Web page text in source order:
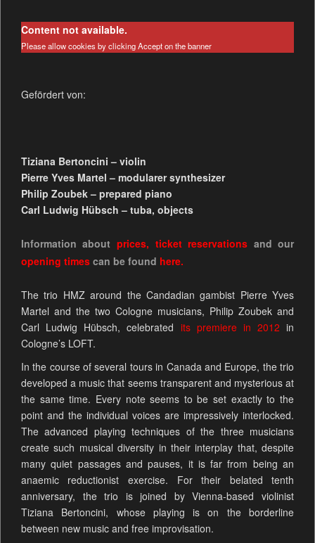
Content not available.
Please allow cookies by clicking Accept on the banner
Gefördert von:
Tiziana Bertoncini – violin
Pierre Yves Martel – modularer synthesizer
Philip Zoubek – prepared piano
Carl Ludwig Hübsch – tuba, objects
Information about prices, ticket reservations and our
opening timescan be found here.
The trio HMZ around the Candadian gambist Pierre Yves
Martel and the two Cologne musicians, Philip Zoubek and
Carl Ludwig Hübsch, celebrated its premiere in 2012 in
Cologne’s LOFT.
In the course of several tours in Canada and Europe, the trio
developed a music that seems transparent and mysterious at
the same time. Every note seems to be set exactly to the
point and the individual voices are impressively interlocked.
The advanced playing techniques of the three musicians
create such musical diversity in their interplay that, despite
many quiet passages and pauses, it is far from being an
anaemic reductionist exercise. For their belated tenth
anniversary, the trio is joined by Vienna-based violinist
Tiziana Bertoncini, whose playing is on the borderline
between new music and free improvisation.